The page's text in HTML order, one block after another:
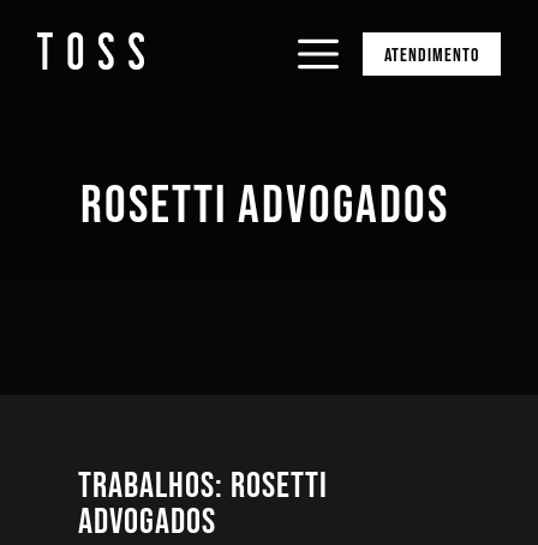
ATENDIMENTO
ROSETTI ADVOGADOS
Trabalhos: Rosetti
Advogados